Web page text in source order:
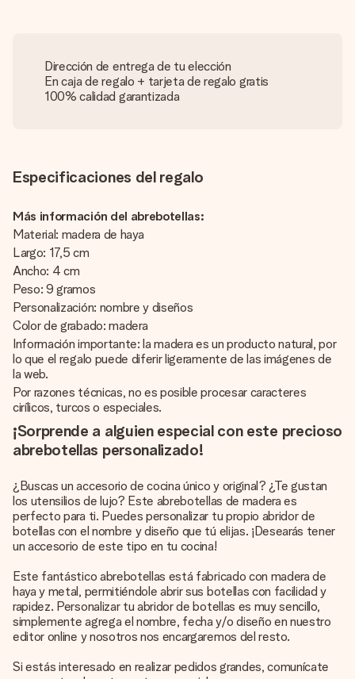
Dirección de entrega de tu elección
En caja de regalo + tarjeta de regalo gratis
100% calidad garantizada
Especificaciones del regalo
Más información del abrebotellas:
Material: madera de haya
Largo: 17,5 cm
Ancho: 4 cm
Peso: 9 gramos
Personalización: nombre y diseños
Color de grabado: madera
Información importante: la madera es un producto natural, por
lo que el regalo puede diferir ligeramente de las imágenes de
la web.
Por razones técnicas, no es posible procesar caracteres
cirílicos, turcos o especiales.
¡Sorprende a alguien especial con este precioso
abrebotellas personalizado!
¿Buscas un accesorio de cocina único y original? ¿Te gustan
los utensilios de lujo? Este abrebotellas de madera es
perfecto para ti. Puedes personalizar tu propio abridor de
botellas con el nombre y diseño que tú elijas. ¡Desearás tener
un accesorio de este tipo en tu cocina!
Este fantástico abrebotellas está fabricado con madera de
haya y metal, permitiéndole abrir sus botellas con facilidad y
rapidez. Personalizar tu abridor de botellas es muy sencillo,
simplemente agrega el nombre, fecha y/o diseño en nuestro
editor online y nosotros nos encargaremos del resto.
Si estás interesado en realizar pedidos grandes, comunícate